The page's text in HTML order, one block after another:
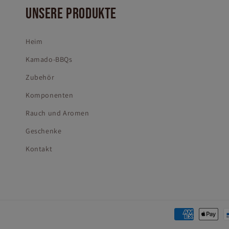
UNSERE PRODUKTE
Heim
Kamado-BBQs
Zubehör
Komponenten
Rauch und Aromen
Geschenke
Kontakt